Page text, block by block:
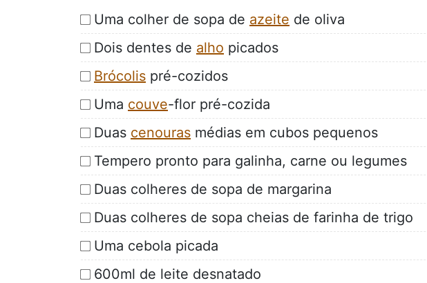
Uma colher de sopa de azeite de oliva
Dois dentes de alho picados
Brócolis pré-cozidos
Uma couve-flor pré-cozida
Duas cenouras médias em cubos pequenos
Tempero pronto para galinha, carne ou legumes
Duas colheres de sopa de margarina
Duas colheres de sopa cheias de farinha de trigo
Uma cebola picada
600ml de leite desnatado